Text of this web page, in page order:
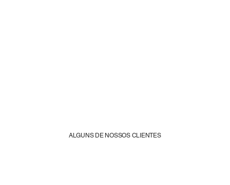
ALGUNS DE NOSSOS CLIENTES